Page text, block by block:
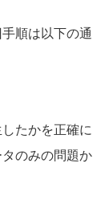
順は以下の通
たかを正確に
のみの問題か